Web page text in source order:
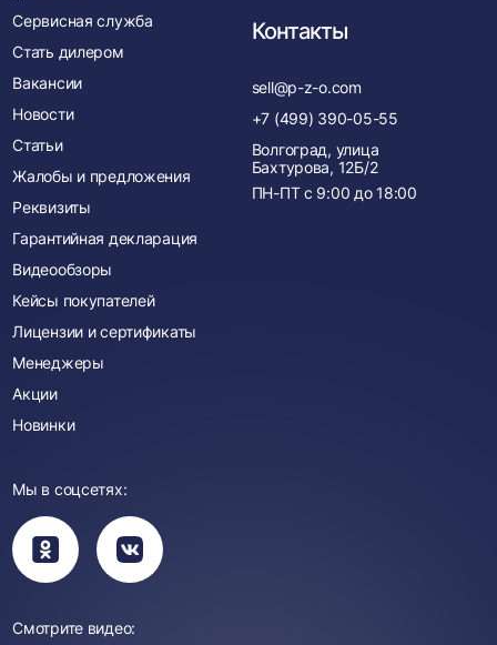
Сервисная служба
Стать дилером
Вакансии
Новости
Статьи
Жалобы и предложения
Реквизиты
Гарантийная декларация
Видеообзоры
Кейсы покупателей
Лицензии и сертификаты
Менеджеры
Акции
Новинки
Контакты
sell@p-z-o.com
+7 (499) 390-05-55
Волгоград, улица
Бахтурова, 12Б/2
ПН-ПТ с 9:00 до 18:00
Мы в соцсетях:
Вы
перейдете
в
группу
Вы
перейдете
в
группу
Смотрите видео: